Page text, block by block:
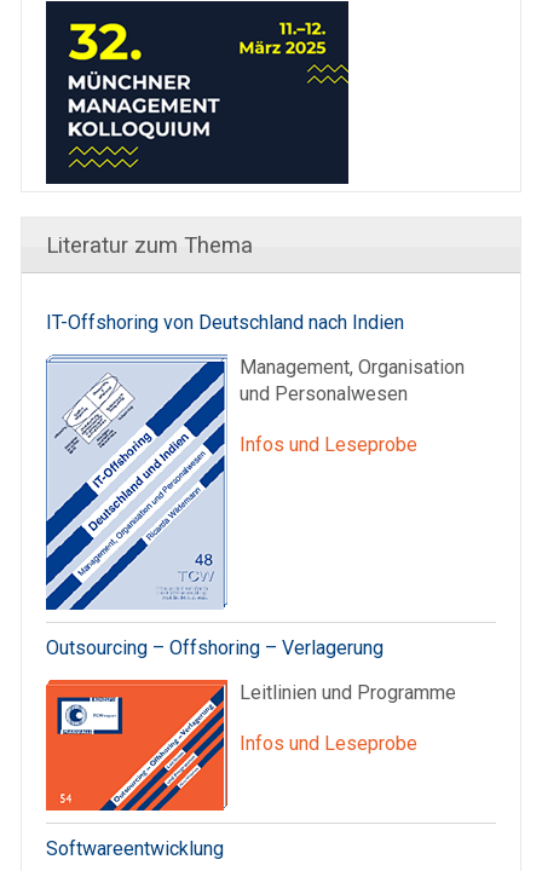
Literatur zum Thema
IT-Offshoring von Deutschland nach Indien
Management, Organisation
und Personalwesen
Infos und Leseprobe
Outsourcing – Offshoring – Verlagerung
Leitlinien und Programme
Infos und Leseprobe
Softwareentwicklung